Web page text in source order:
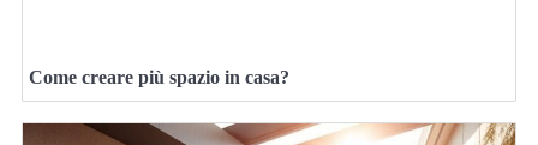
Come creare più spazio in casa?